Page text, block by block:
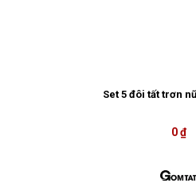
Set 5 đôi tất trơn
0 ₫